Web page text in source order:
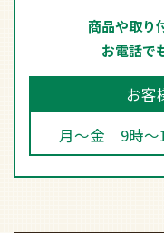
商品や取り
お電話で
お客
月～金 9時～